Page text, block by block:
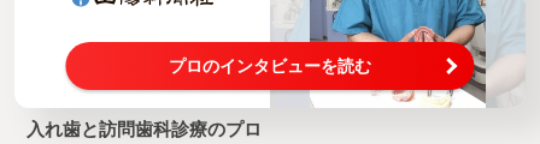
プロのインタビューを読む
入れ歯と訪問歯科診療のプロ